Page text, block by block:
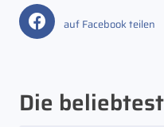
auf Facebook teilen
Die